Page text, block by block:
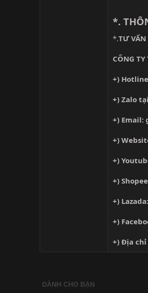
*.
*.TƯ VẤN
CÔNG
+)
+) Zalo
+) Email:
+)
+)
+)
+) Lazada:
+)
+) Địa chỉ